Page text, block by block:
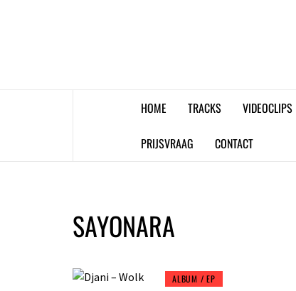
HOME TRACKS VIDEOCLIPS
PRIJSVRAAG CONTACT
SAYONARA
ALBUM / EP